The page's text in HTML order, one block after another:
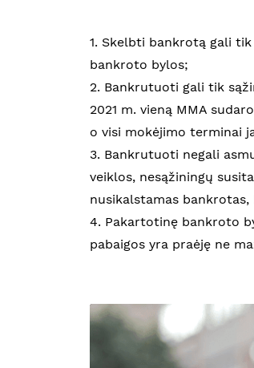
1. Skelbti bankrotą gali
bankroto bylos;
2. Bankrutuoti gali tik
2021 m. vieną MMA
o visi mokėjimo terminai
3. Bankrutuoti negali
veiklos, nesąžiningų
nusikalstamas
4. Pakartotinę bankroto
pabaigos yra praėję ne